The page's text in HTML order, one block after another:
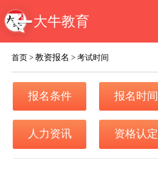
大牛教育
首页 >教资报名 >考试时间
报名条件 报名时间
人力资讯 资格认定